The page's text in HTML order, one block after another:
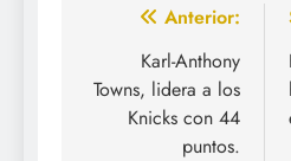
Navegación
entradas
Anterior:
Karl-Anthony
Towns, lidera a los
Knicks con 44
puntos.